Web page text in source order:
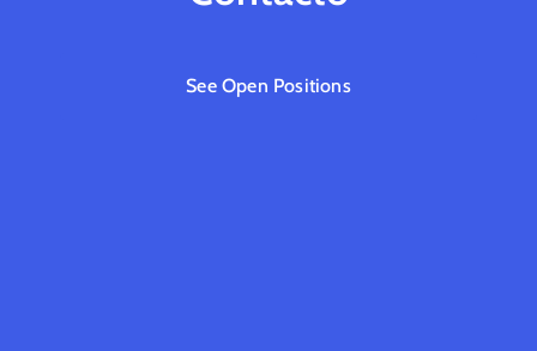
See Open Positions